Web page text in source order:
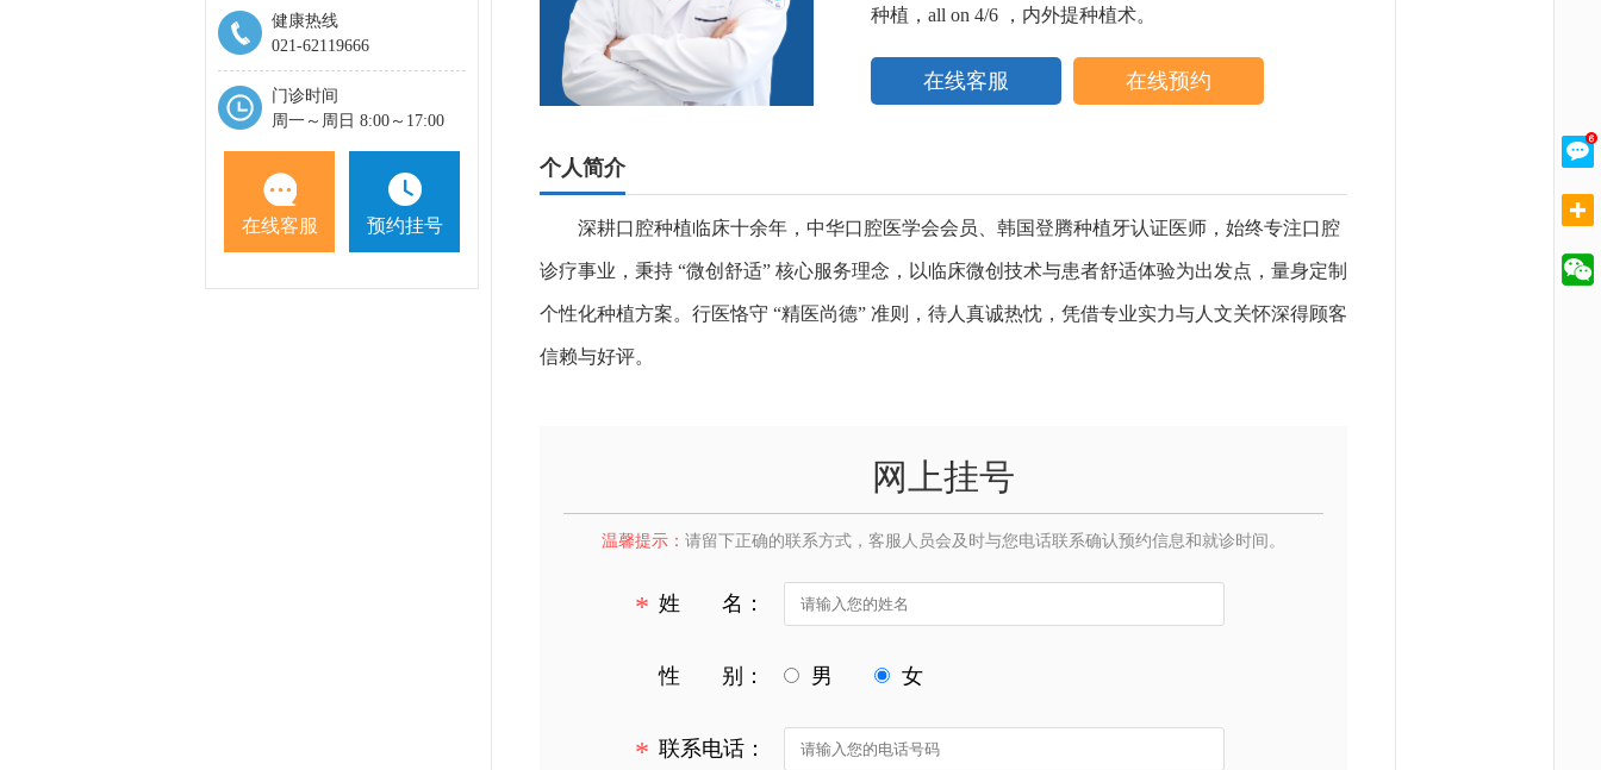
健康热线
021-62119666
门诊时间
周一～周日 8:00～17:00
在线客服 预约挂号
种植，all on 4/6 ，内外提种植术。
在线客服 在线预约
个人简介
深耕口腔种植临床十余年，中华口腔医学会会员、韩国登腾种植牙认证医师，始终专注口腔
诊疗事业，秉持 “微创舒适” 核心服务理念，以临床微创技术与患者舒适体验为出发点，量身定制
个性化种植方案。行医恪守 “精医尚德” 准则，待人真诚热忱，凭借专业实力与人文关怀深得顾客
信赖与好评。
网上挂号
温馨提示： 请留下正确的联系方式，客服人员会及时与您电话联系确认预约信息和就诊时间。